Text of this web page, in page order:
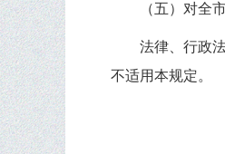
（五）对全
法律、行政
不适用本规定。